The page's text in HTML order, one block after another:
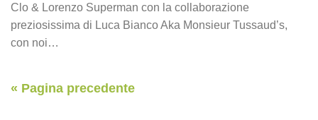
Clo & Lorenzo Superman con la collaborazione
preziosissima di Luca Bianco Aka Monsieur Tussaud’s,
con noi…
« Pagina precedente